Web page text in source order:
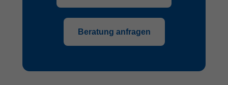
Beratung anfragen